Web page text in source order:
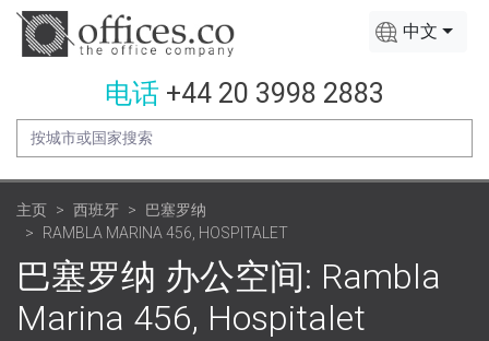
中文
电话 +44 20 3998 2883
主页 西班牙
巴塞罗纳
RAMBLA MARINA 456, HOSPITALET
巴塞罗纳 办公空间: Rambla
Marina 456, Hospitalet